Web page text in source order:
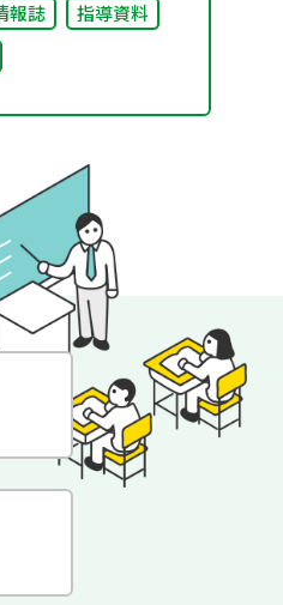
報誌
指導資料